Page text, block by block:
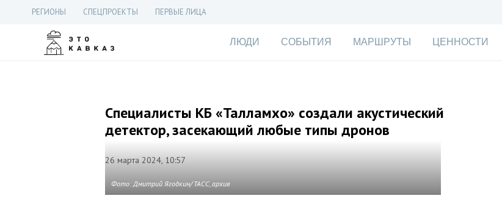
РЕГИОНЫ СПЕЦПРОЕКТЫ ПЕРВЫЕ ЛИЦА
ЛЮДИ СОБЫТИЯ МАРШРУТЫ ЦЕННОСТИ
Специалисты КБ «Талламхо» создали акустический
детектор, засекающий любые типы дронов
26 марта 2024, 10:57
Фото: Дмитрий Ягодкин/ ТАСС, архив